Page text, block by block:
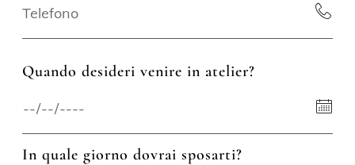
Quando desideri venire in atelier?
In quale giorno dovrai sposarti?